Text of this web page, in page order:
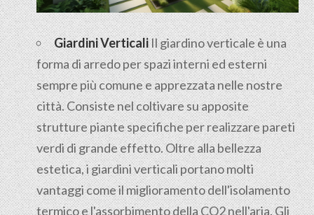
Giardini VerticaliIl giardino verticale è una
forma di arredo per spazi interni ed esterni
sempre più comune e apprezzata nelle nostre
città. Consiste nel coltivare su apposite
strutture piante specifiche per realizzare pareti
verdi di grande effetto. Oltre alla bellezza
estetica, i giardini verticali portano molti
vantaggi come il miglioramento dell'isolamento
termico e l'assorbimento della CO2 nell'aria. Gli